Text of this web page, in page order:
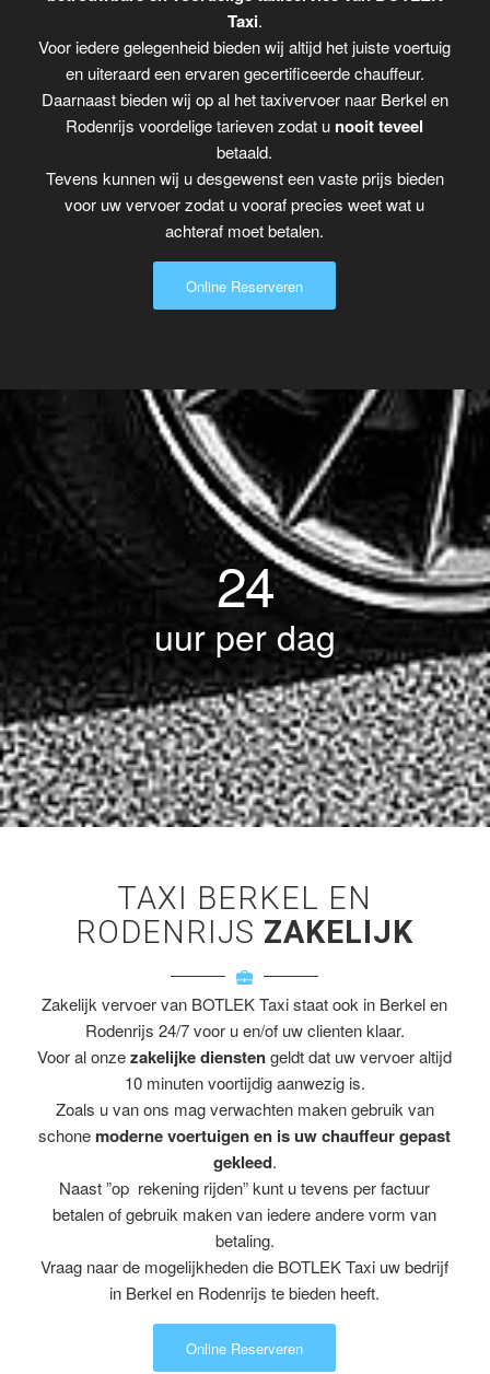
Taxi.
Voor iedere gelegenheid bieden wij altijd het juiste voertuig
en uiteraard een ervaren gecertificeerde chauffeur.
Daarnaast bieden wij op al het taxivervoer naar Berkel en
Rodenrijs voordelige tarieven zodat u nooit teveel
betaald.
Tevens kunnen wij u desgewenst een vaste prijs bieden
voor uw vervoer zodat u vooraf precies weet wat u
achteraf moet betalen.
Online Reserveren
24
uur per dag
TAXI BERKEL EN
RODENRIJS ZAKELIJK
Zakelijk vervoer van BOTLEK Taxi staat ook in Berkel en
Rodenrijs 24/7 voor u en/of uw clienten klaar.
Voor al onzezakelijke dienstengeldt dat uw vervoer altijd
10 minuten voortijdig aanwezig is.
Zoals u van ons mag verwachten maken gebruik van
schone moderne voertuigen en is uw chauffeur gepast
gekleed.
Naast ”op rekening rijden” kunt u tevens per factuur
betalen of gebruik maken van iedere andere vorm van
betaling.
Vraag naar de mogelijkheden die BOTLEK Taxi uw bedrijf
in Berkel en Rodenrijs te bieden heeft.
Online Reserveren